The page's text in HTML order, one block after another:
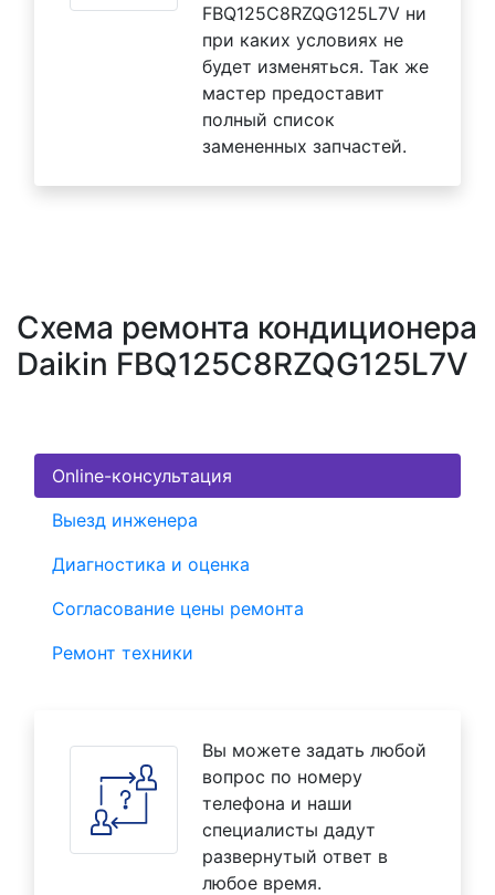
FBQ125C8RZQG125L7V ни
при каких условиях не
будет изменяться. Так же
мастер предоставит
полный список
замененных запчастей.
Схема ремонта кондиционера
Daikin FBQ125C8RZQG125L7V
Online-консультация
Выезд инженера
Диагностика и оценка
Согласование цены ремонта
Ремонт техники
Вы можете задать любой
вопрос по номеру
телефона и наши
специалисты дадут
развернутый ответ в
любое время.